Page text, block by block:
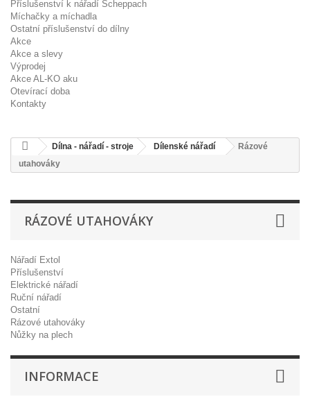
Příslušenství k nářadí Scheppach
Míchačky a míchadla
Ostatní příslušenství do dílny
Akce
Akce a slevy
Výprodej
Akce AL-KO aku
Otevírací doba
Kontakty
Dílna - nářadí - stroje Dílenské nářadí
Rázové
utahováky
RÁZOVÉ UTAHOVÁKY
Nářadí Extol
Příslušenství
Elektrické nářadí
Ruční nářadí
Ostatní
Rázové utahováky
Nůžky na plech
INFORMACE